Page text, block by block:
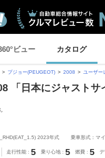
ビュー カタログ
プジョー(PEUGEOT) 2008 ユーザー
「日本にジャスト
2023年式 乗車形式：マ
走行性能 5 乗り心地 5 燃費 5